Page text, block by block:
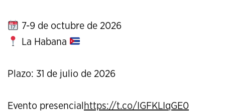
7-9 de octubre de 2026
La Habana
Plazo: 31 de julio de 2026
Evento presencial https://t.co/IGFKLIqGE0